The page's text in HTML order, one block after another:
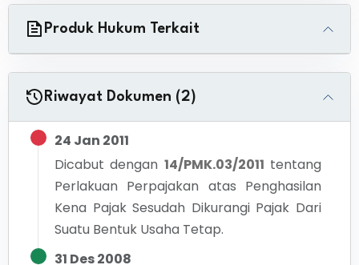
Produk Hukum Terkait
Riwayat Dokumen (2)
24 Jan 2011
Dicabut dengan 14/PMK.03/2011 tentang
Perlakuan Perpajakan atas Penghasilan
Kena Pajak Sesudah Dikurangi Pajak Dari
Suatu Bentuk Usaha Tetap.
31 Des 2008